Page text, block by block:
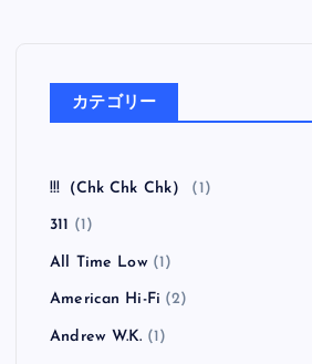
カテゴリー
!!!（Chk Chk Chk） (1)
311 (1)
All Time Low(1)
American Hi-Fi (2)
Andrew W.K. (1)